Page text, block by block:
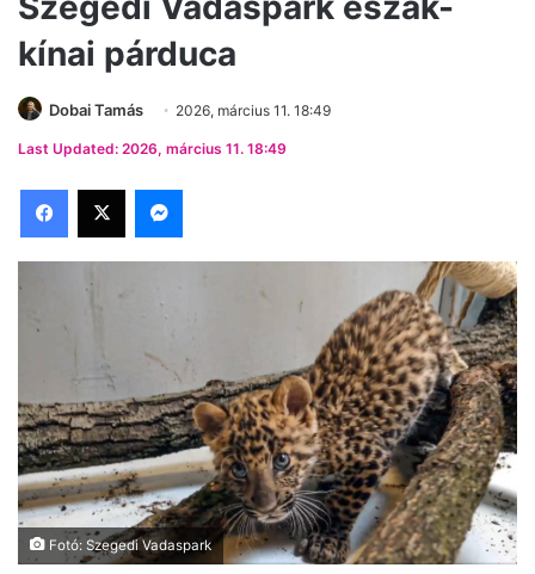
kínai párduca
Dobai Tamás 2026, március 11. 18:49
Last Updated: 2026, március 11. 18:49
Facebook
X Messenger
Fotó: Szegedi Vadaspark